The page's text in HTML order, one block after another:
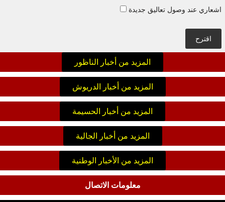
اشعاري عند وصول تعاليق جديدة
اقترح
المزيد من أخبار الناظور
المزيد من أخبار الدريوش
المزيد من أخبار الحسيمة
المزيد من أخبار الجالية
المزيد من الأخبار الوطنية
معلومات الاتصال